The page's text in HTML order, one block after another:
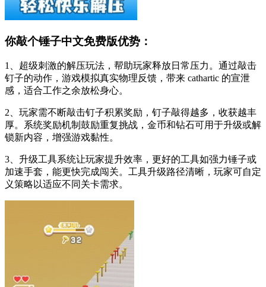
你敲个锤子中文免费版优势：
1、超级刺激的解压玩法，帮助玩家释放日常压力。通过敲击
钉子的动作，游戏模拟真实物理反馈，带来 cathartic 的宣泄
感，适合工作之余放松身心。
2、玩家需不断敲击钉子积累奖励，钉子敲得越多，收获越丰
厚。系统奖励机制鼓励重复挑战，金币和钻石可用于升级或解
锁新内容，增强游戏黏性。
3、升级工具系统让玩家提升效率，更好的工具如强力锤子或
加速手套，能更快完成闯关。工具升级路径清晰，玩家可自定
义策略以适应不同关卡需求。